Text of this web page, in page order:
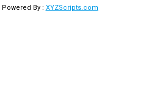
Powered By : XYZScripts.com